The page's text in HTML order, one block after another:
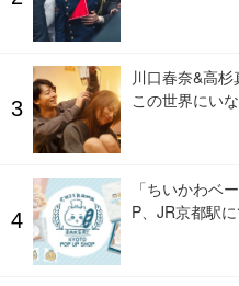
川口春奈&高
この世界にい
「ちいかわベ
P、JR京都駅